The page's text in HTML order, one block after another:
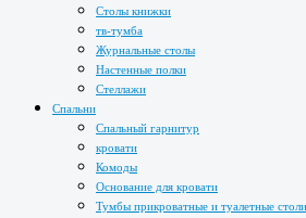
Столы книжки
тв-тумба
Журнальные столы
Настенные полки
Стеллажи
Спальни
Спальный гарнитур
кровати
Комоды
Основание для кровати
Тумбы прикроватные и туалетные